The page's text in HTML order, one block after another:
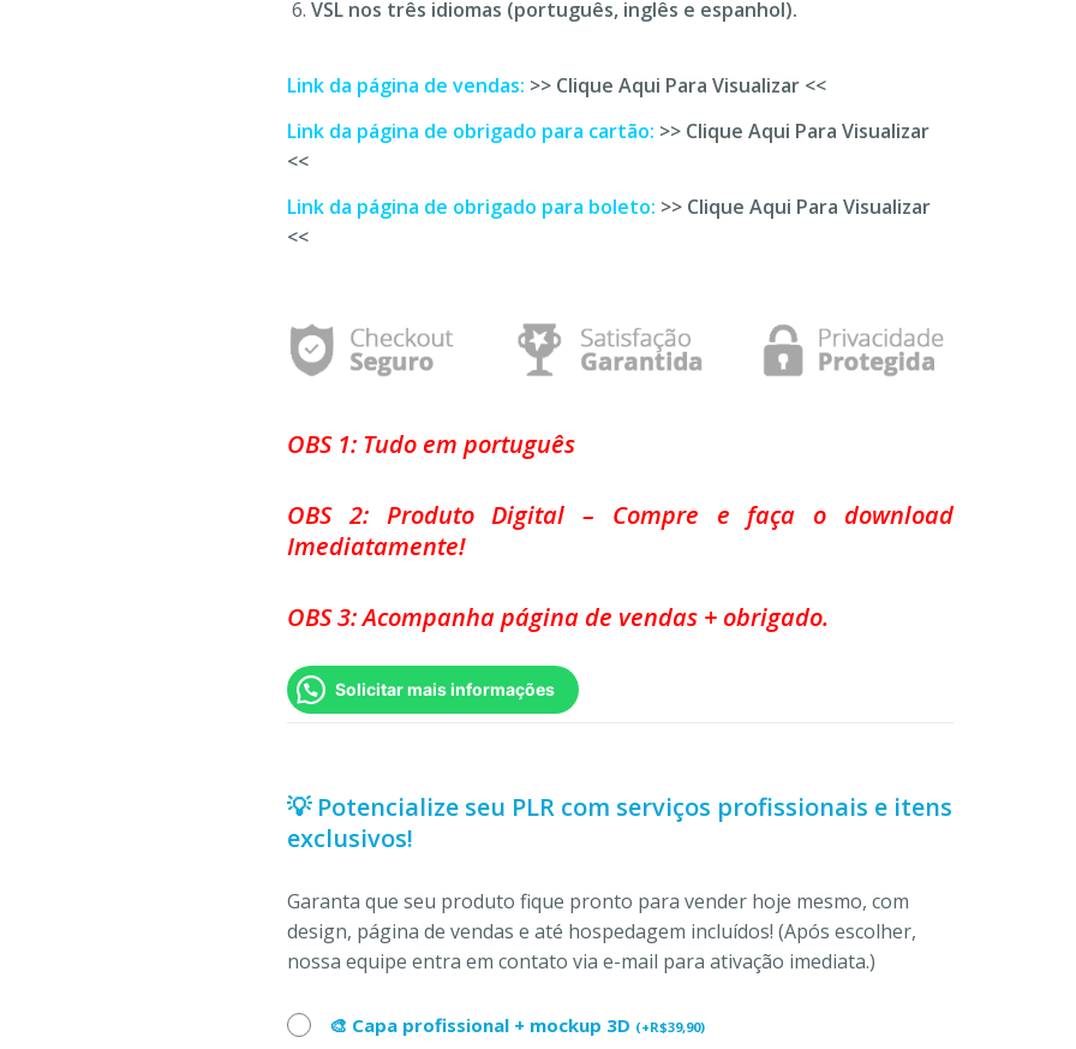
VSL nos três idiomas (português, inglês e espanhol).
Link da página de vendas: >> Clique Aqui Para Visualizar <<
Link da página de obrigado para cartão: >> Clique Aqui Para Visualizar
<<
Link da página de obrigado para boleto: >> Clique Aqui Para Visualizar
<<
OBS 1: Tudo em português
OBS 2: Produto Digital – Compre e faça o download
Imediatamente!
OBS 3: Acompanha página de vendas + obrigado.
Solicitar mais informações
💡 Potencialize seu PLR com serviços profissionais e itens
exclusivos!
Garanta que seu produto fique pronto para vender hoje mesmo, com
design, página de vendas e até hospedagem incluídos! (Após escolher,
nossa equipe entra em contato via e-mail para ativação imediata.)
🎨 Capa profissional + mockup 3D (+R$39,90)